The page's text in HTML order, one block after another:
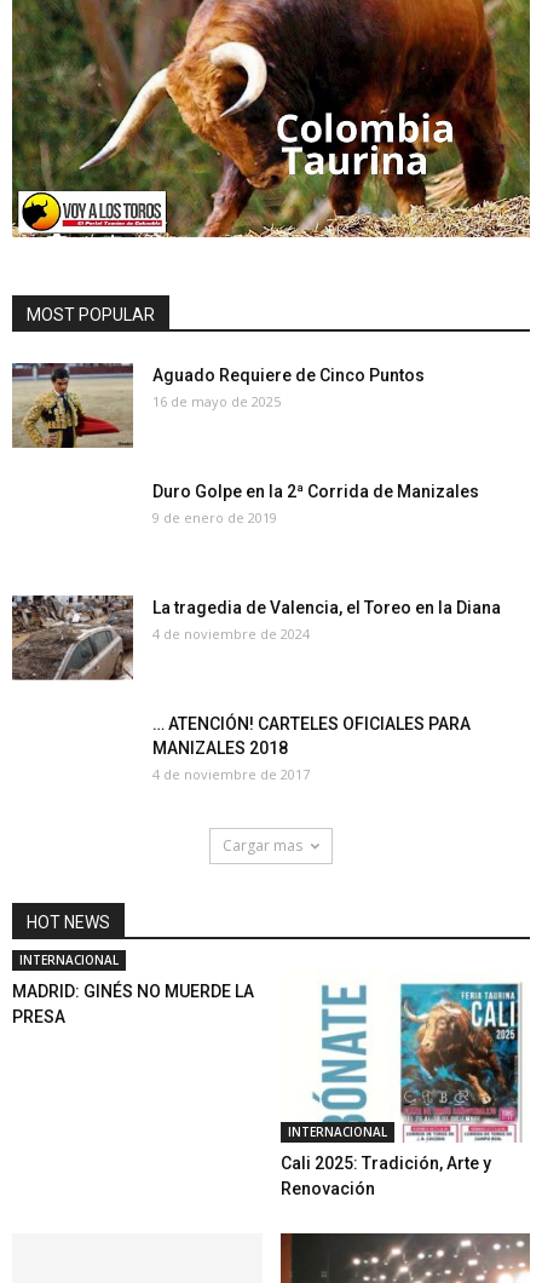
MOST POPULAR
Aguado Requiere de Cinco Puntos
16 de mayo de 2025
Duro Golpe en la 2ª Corrida de Manizales
9 de enero de 2019
La tragedia de Valencia, el Toreo en la Diana
4 de noviembre de 2024
… ATENCIÓN! CARTELES OFICIALES PARA
MANIZALES 2018
4 de noviembre de 2017
Cargar mas
HOT NEWS
INTERNACIONAL
MADRID: GINÉS NO MUERDE LA
PRESA
INTERNACIONAL
Cali 2025: Tradición, Arte y
Renovación